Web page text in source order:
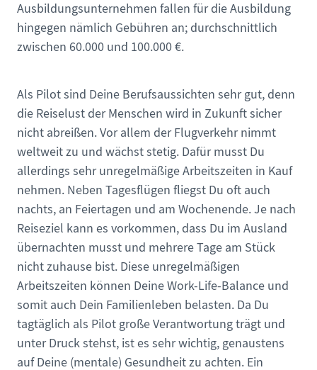
Ausbildungsunternehmen fallen für die Ausbildung
hingegen nämlich Gebühren an; durchschnittlich
zwischen 60.000 und 100.000 €.
Als Pilot sind Deine Berufsaussichten sehr gut, denn
die Reiselust der Menschen wird in Zukunft sicher
nicht abreißen. Vor allem der Flugverkehr nimmt
weltweit zu und wächst stetig. Dafür musst Du
allerdings sehr unregelmäßige Arbeitszeiten in Kauf
nehmen. Neben Tagesflügen fliegst Du oft auch
nachts, an Feiertagen und am Wochenende. Je nach
Reiseziel kann es vorkommen, dass Du im Ausland
übernachten musst und mehrere Tage am Stück
nicht zuhause bist. Diese unregelmäßigen
Arbeitszeiten können Deine Work-Life-Balance und
somit auch Dein Familienleben belasten. Da Du
tagtäglich als Pilot große Verantwortung trägt und
unter Druck stehst, ist es sehr wichtig, genaustens
auf Deine (mentale) Gesundheit zu achten. Ein